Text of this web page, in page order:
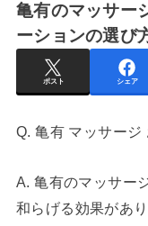
亀有のマッサー
ーションの選び
ポスト シェア
Q. 亀有 マッサージ
A. 亀有のマッサー
和らげる効果があ